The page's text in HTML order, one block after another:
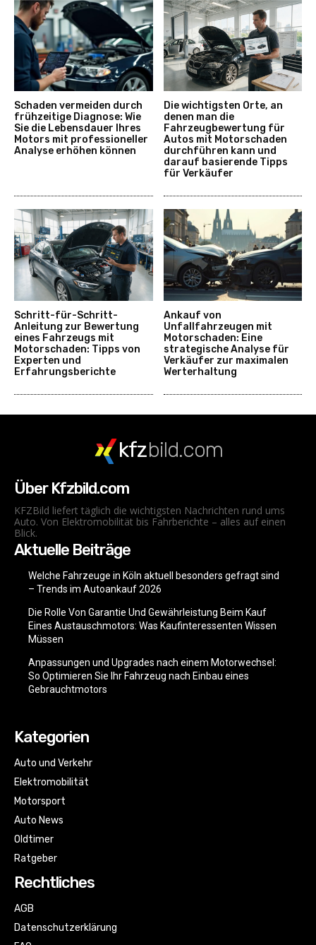
Schaden vermeiden durch
frühzeitige Diagnose: Wie
Sie die Lebensdauer Ihres
Motors mit professioneller
Analyse erhöhen können
Die wichtigsten Orte, an
denen man die
Fahrzeugbewertung für
Autos mit Motorschaden
durchführen kann und
darauf basierende Tipps
für Verkäufer
Schritt-für-Schritt-
Anleitung zur Bewertung
eines Fahrzeugs mit
Motorschaden: Tipps von
Experten und
Erfahrungsberichte
Ankauf von
Unfallfahrzeugen mit
Motorschaden: Eine
strategische Analyse für
Verkäufer zur maximalen
Werterhaltung
kfzbild.com
Über Kfzbild.com
KFZBild liefert täglich die wichtigsten Nachrichten rund ums
Auto. Von Elektromobilität bis Fahrberichte – alles auf einen
Blick.
Aktuelle Beiträge
Welche Fahrzeuge in Köln aktuell besonders gefragt sind
– Trends im Autoankauf 2026
Die Rolle Von Garantie Und Gewährleistung Beim Kauf
Eines Austauschmotors: Was Kaufinteressenten Wissen
Müssen
Anpassungen und Upgrades nach einem Motorwechsel:
So Optimieren Sie Ihr Fahrzeug nach Einbau eines
Gebrauchtmotors
Kategorien
Auto und Verkehr
Elektromobilität
Motorsport
Auto News
Oldtimer
Ratgeber
Rechtliches
AGB
Datenschutzerklärung